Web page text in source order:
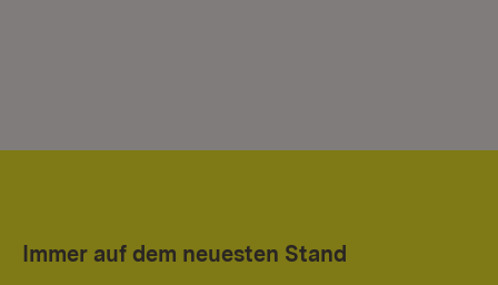
Immer auf dem neuesten Stand